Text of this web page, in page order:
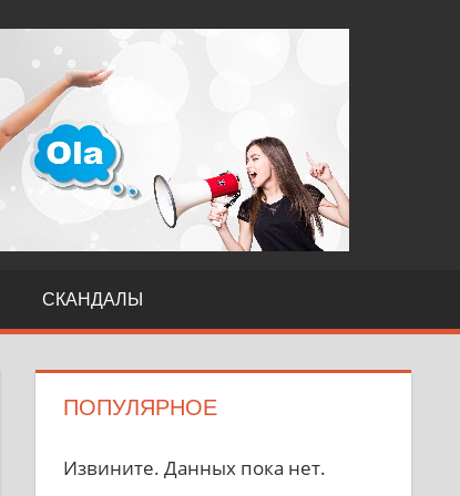
СКАНДАЛЫ
ПОПУЛЯРНОЕ
Извините. Данных пока нет.